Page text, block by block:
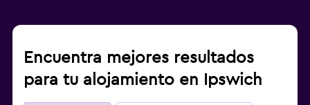
Encuentra mejores resultados
para tu alojamiento en Ipswich